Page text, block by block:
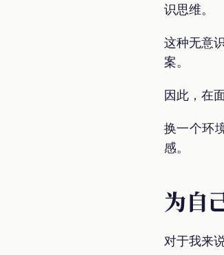
识思维。
这种无意
案。
因此，在
换一个环
感。
为自
对于我来